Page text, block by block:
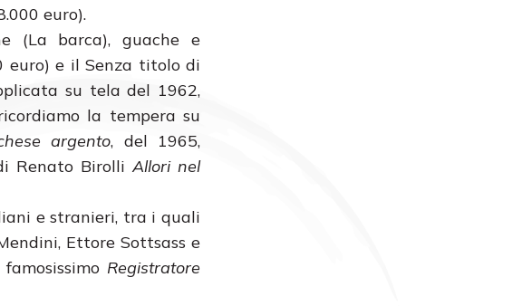
euro).
(La barca), guache e
euro) e il Senza titolo di
su tela del 1962,
la tempera su
argento, del 1965,
Renato BirolliAllori nel
e stranieri, tra i quali
Ettore Sottsass e
Registratore